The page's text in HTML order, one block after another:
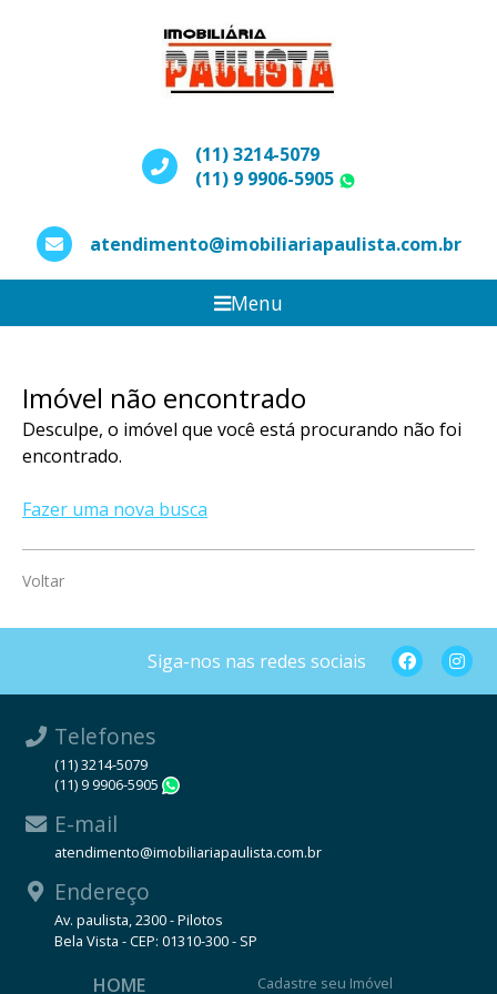
(11) 3214-5079
(11) 9 9906-5905
atendimento@imobiliariapaulista.com.br
Menu
Imóvel não encontrado
Desculpe, o imóvel que você está procurando não foi
encontrado.
Fazer uma nova busca
Voltar
Siga-nos nas redes sociais
Telefones
(11) 3214-5079
(11) 9 9906-5905
E-mail
atendimento@imobiliariapaulista.com.br
Endereço
Av. paulista, 2300 - Pilotos
Bela Vista - CEP: 01310-300 - SP
HOME Cadastre seu Imóvel